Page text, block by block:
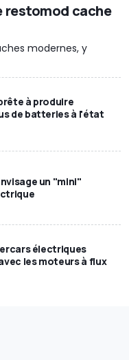
restomod cache
modernes, y
à produire
de batteries à l'état
un "mini"
électriques
les moteurs à flux